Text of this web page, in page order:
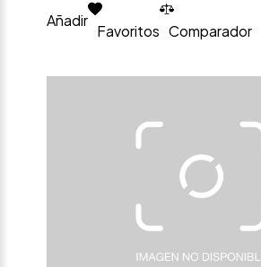
Añadir
Favoritos Comparador